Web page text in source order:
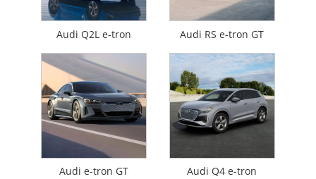
Audi Q2L e-tron Audi RS e-tron GT
Audi e-tron GT Audi Q4 e-tron